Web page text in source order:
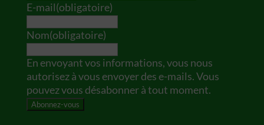
E-mail(obligatoire)
Nom(obligatoire)
En envoyant vos informations, vous nous
autorisez à vous envoyer des e-mails. Vous
pouvez vous désabonner à tout moment.
Abonnez-vous